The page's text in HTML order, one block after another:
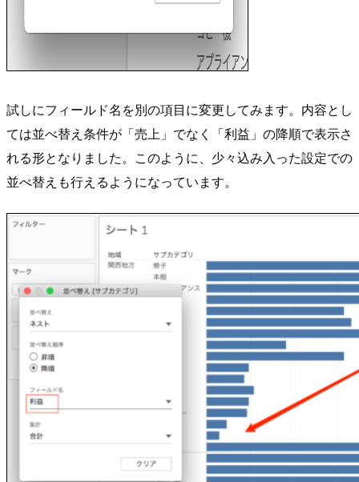
試しにフィールド名を別の項目に変更してみます。内容とし
ては並べ替え条件が「売上」でなく「利益」の降順で表示さ
れる形となりました。このように、少々込み入った設定での
並べ替えも行えるようになっています。